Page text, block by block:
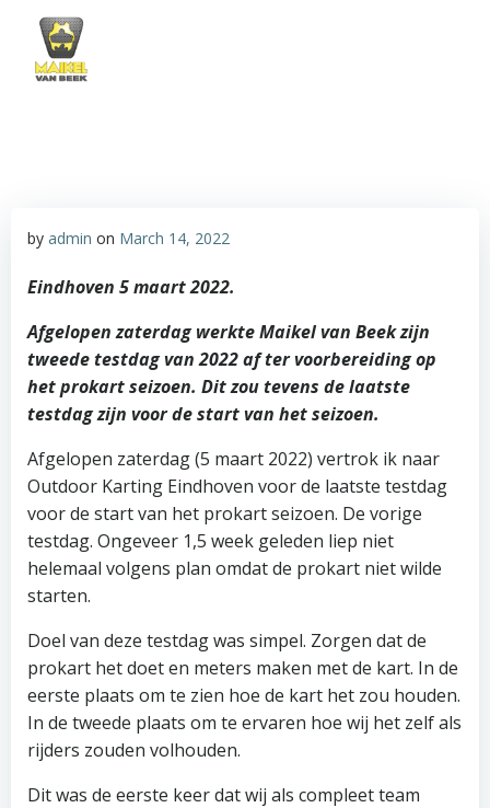
by admin on March 14, 2022
Eindhoven 5 maart 2022.
Afgelopen zaterdag werkte Maikel van Beek zijn
tweede testdag van 2022 af ter voorbereiding op
het prokart seizoen. Dit zou tevens de laatste
testdag zijn voor de start van het seizoen.
Afgelopen zaterdag (5 maart 2022) vertrok ik naar
Outdoor Karting Eindhoven voor de laatste testdag
voor de start van het prokart seizoen. De vorige
testdag. Ongeveer 1,5 week geleden liep niet
helemaal volgens plan omdat de prokart niet wilde
starten.
Doel van deze testdag was simpel. Zorgen dat de
prokart het doet en meters maken met de kart. In de
eerste plaats om te zien hoe de kart het zou houden.
In de tweede plaats om te ervaren hoe wij het zelf als
rijders zouden volhouden.
Dit was de eerste keer dat wij als compleet team